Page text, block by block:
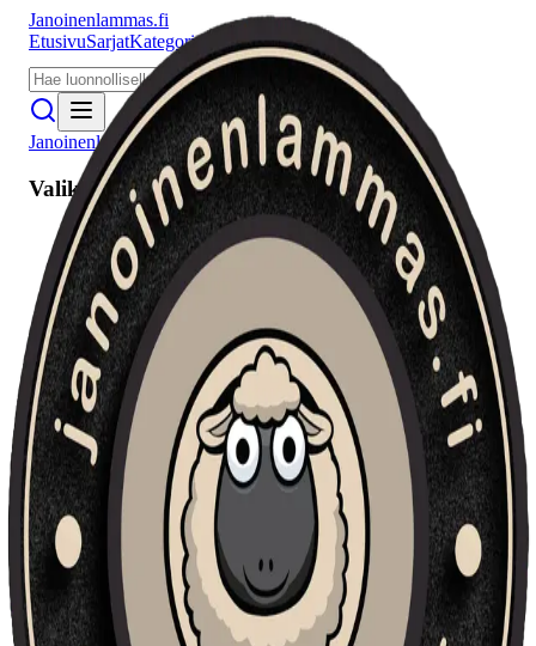
Janoinenlammas.fi
EtusivuSarjatKategoriat PuhujatMeistä
Janoinenlammas.fi
Valikko
Etusivu
Sarjat
Kategoriat
Puhujat
Haku
Tietosuojaseloste
Seuraa meitä
Facebook Instagram
YouTube
© 2026 Janoinenlammas.fi. Kaikki oikeudet pidätetään.